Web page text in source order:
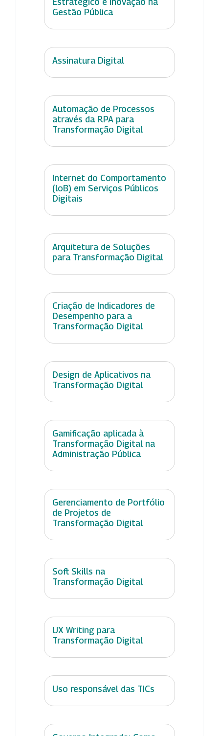
Gestão Pública
Assinatura Digital
Automação de Processos
através da RPA para
Transformação Digital
Internet do Comportamento
(loB) em Serviços Públicos
Digitais
Arquitetura de Soluções
para Transformação Digital
Criação de Indicadores de
Desempenho para a
Transformação Digital
Design de Aplicativos na
Transformação Digital
Gamificação aplicada à
Transformação Digital na
Administração Pública
Gerenciamento de Portfólio
de Projetos de
Transformação Digital
Soft Skills na
Transformação Digital
UX Writing para
Transformação Digital
Uso responsável das TICs